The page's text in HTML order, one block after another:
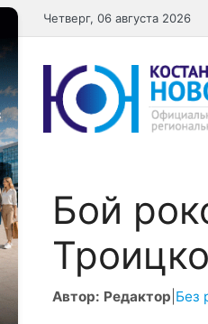
Четверг, 06 августа 2026
Бой
Автор: Редактор Без